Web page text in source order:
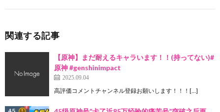
関連する記事
【原神】まだ耐えるキャラいます！！(持ってない)#
原神 #genshinimpact
2025.09.04
高評価コメントチャンネル登録お願いします！！！[…]